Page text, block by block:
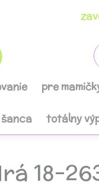
pre
totálny
18-